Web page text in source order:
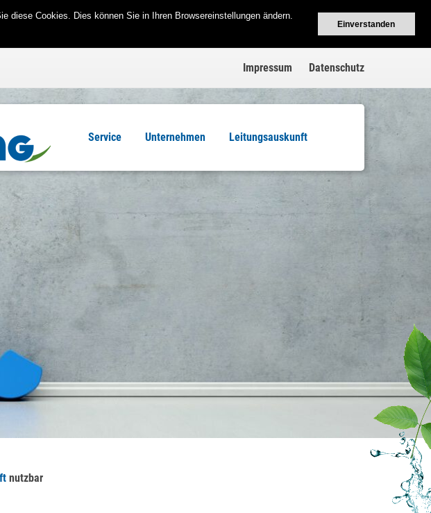
diese Cookies. Dies können Sie in Ihren Browsereinstellungen ändern.
Einverstanden
Impressum Datenschutz
Service Unternehmen Leitungsauskunft
nutzbar